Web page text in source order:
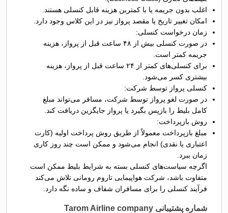
اغلب بدون جریمه یا با کمترین هزینه قابل کنسلی هستند.
امکان تغییر تاریخ یا مقصد پرواز نیز در این کلاس وجود دارد.
زمان درخواست کنسلی:
در صورت کنسلی بیش از ۴۸ ساعت قبل از پرواز، هزینه
جریمه کمتر است.
برای کنسلی‌های کمتر از ۲۴ ساعت قبل از پرواز، هزینه
بیشتری کسر می‌شود.
کنسلی پرواز توسط شرکت:
در صورت لغو پرواز توسط شرکت، مسافر می‌تواند مبلغ
کامل بلیط را بازپس بگیرد یا پرواز جایگزین دریافت کند.
روش بازپرداخت:
مبلغ بازپرداخت معمولاً از طریق روش پرداخت اولیه (کارت
اعتباری یا نقدی) انجام می‌شود و ممکن است چند روز کاری
زمان ببرد.
اگرچه سیاست‌های کنسلی بسته به شرایط بلیط ممکن است
متفاوت باشد، شرکت هواپیمایی تاروم رومانی تلاش می‌کند
فرآیند کنسلی را برای مسافران شفاف و ساده نگه دارد.
شماره پشتیبانی Tarom Airline company